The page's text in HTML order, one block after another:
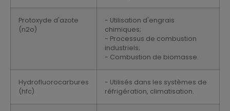
Protoxyde d'azote
(n2o)
- Utilisation d'engrais
chimiques;
- Processus de combustion
industriels;
- Combustion de biomasse.
Hydrofluorocarbures
(hfc)
- Utilisés dans les systèmes de
réfrigération, climatisation.